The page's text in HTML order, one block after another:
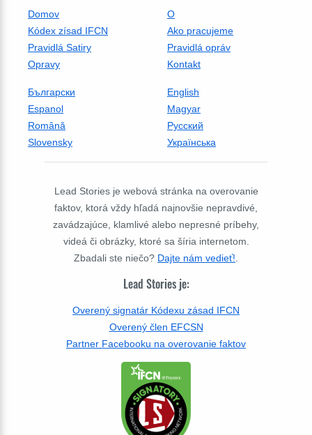
Domov
O
Kódex zísad IFCN
Ako pracujeme
Pravidlá Satiry
Pravidlá opráv
Opravy
Kontakt
Български
English
Espanol
Magyar
Română
Русский
Slovensky
Українська
Lead Stories je webová stránka na overovanie
faktov, ktorá vždy hľadá najnovšie nepravdivé,
zavádzajúce, klamlivé alebo nepresné príbehy,
videá či obrázky, ktoré sa šíria internetom.
Zbadali ste niečo? Dajte nám vedieť!.
Lead Stories je:
Overený signatár Kódexu zásad IFCN
Overený člen EFCSN
Partner Facebooku na overovanie faktov